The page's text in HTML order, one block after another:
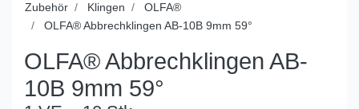
Zubehör Klingen
OLFA®
OLFA® Abbrechklingen AB-10B 9mm 59°
OLFA® Abbrechklingen AB-
10B 9mm 59°